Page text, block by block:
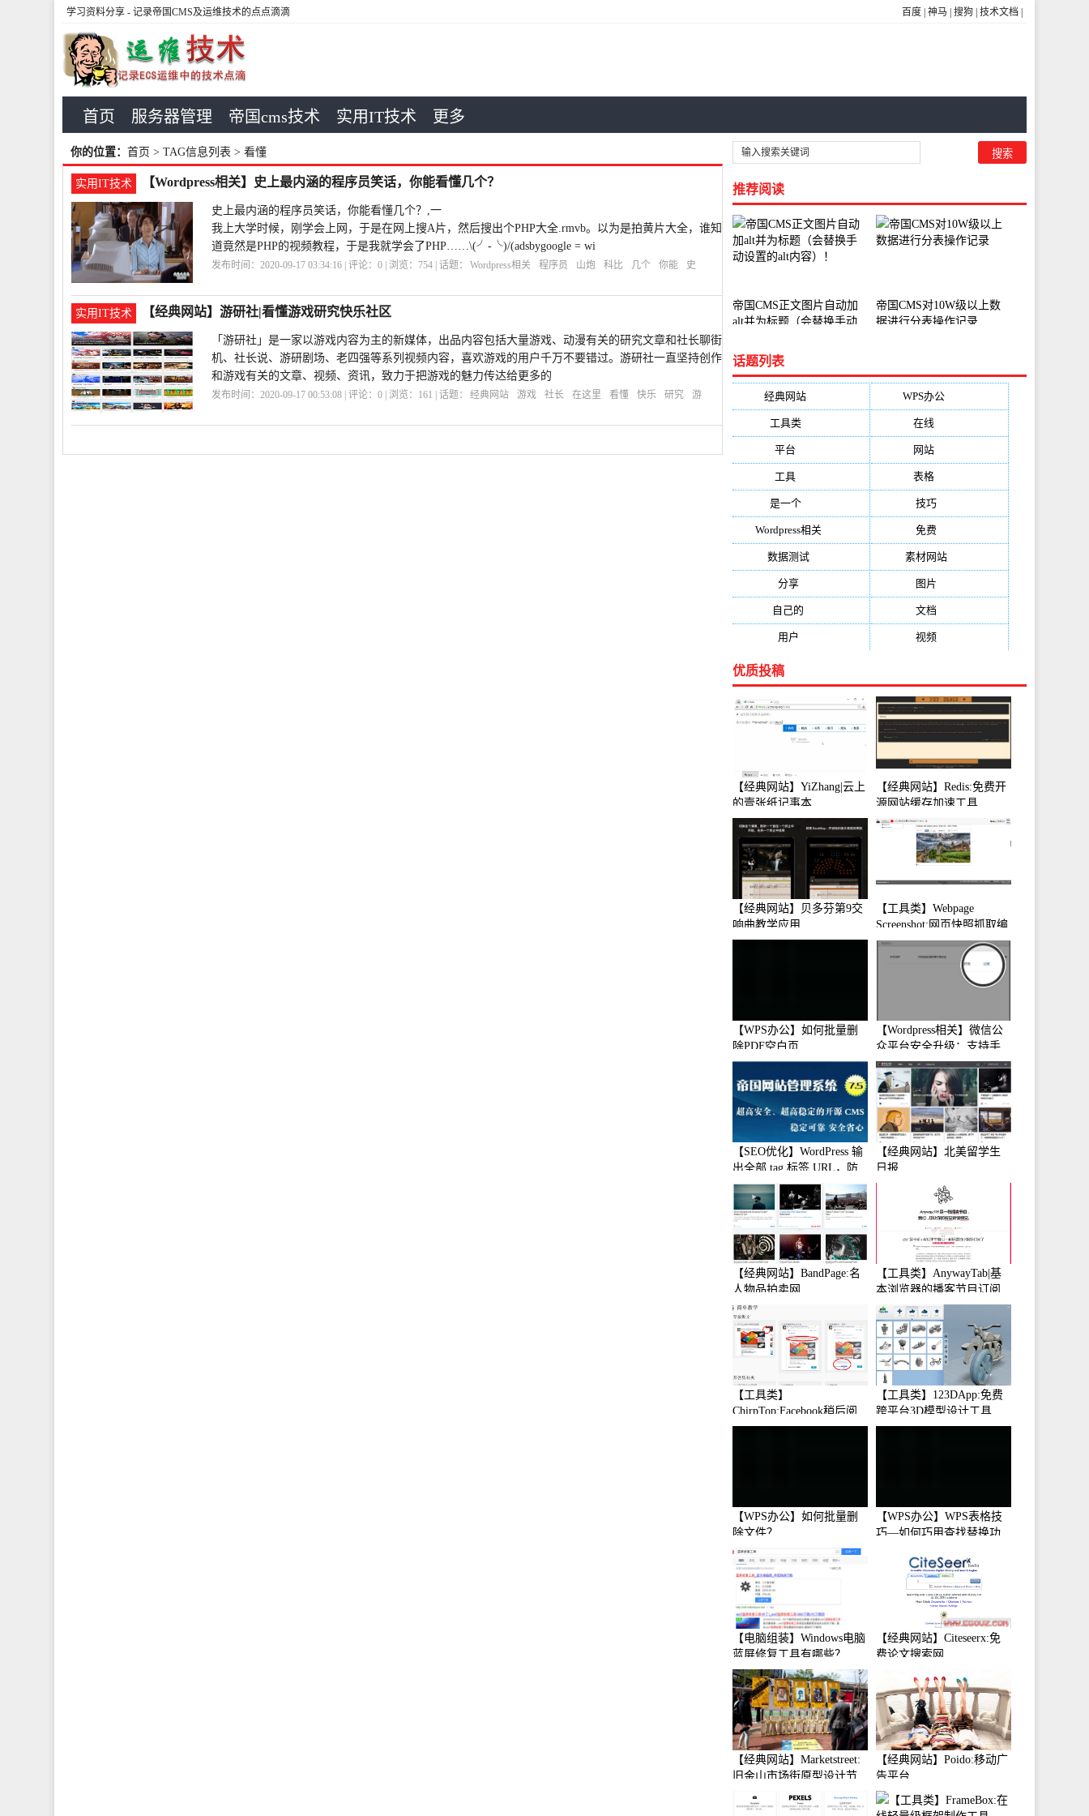
百度 神马 搜狗 技术文档
学习资料分享 - 记录帝国CMS及运维技术的点点滴滴
首页 服务器管理 帝国cms技术 实用IT技术 更多
你的位置： 首页 > TAG信息列表 > 看懂
实用IT技术 【Wordpress相关】史上最内涵的程序员笑话，你能看懂几个？
史上最内涵的程序员笑话，你能看懂几个？,一
我上大学时候，刚学会上网，于是在网上搜A片，然后搜出个PHP大全.rmvb。以为是拍黄片大全，谁知
道竟然是PHP的视频教程，于是我就学会了PHP……\(╯-╰)/(adsbygoogle = wi
发布时间：2020-09-17 03:34:16 | 评论：0 | 浏览： 754 | 话题： Wordpress相关 程序员 山炮 科比 几个 你能
史
实用IT技术 【经典网站】游研社|看懂游戏研究快乐社区
「游研社」是一家以游戏内容为主的新媒体，出品内容包括大量游戏、动漫有关的研究文章和社长聊街
机、社长说、游研剧场、老四强等系列视频内容，喜欢游戏的用户千万不要错过。游研社一直坚持创作
和游戏有关的文章、视频、资讯，致力于把游戏的魅力传达给更多的
发布时间：2020-09-17 00:53:08 | 评论：0 | 浏览： 161 | 话题： 经典网站 游戏 社长 在这里 看懂 快乐 研究
游
推荐阅读
帝国CMS正文图片自动加
alt并为标题（会替换手动
帝国CMS对10W级以上数
据进行分表操作记录
话题列表
经典网站 WPS办公(2513)
工具类(1994) 在线(1987)
平台 网站(1170)
工具 表格(1052)
是一个(1026) 技巧
Wordpress相关(851) 免费
数据测试(788) 素材网站
分享(676) 图片
自己的 文档
用户 视频
优质投稿
【经典网站】YiZhang|云上
的壹张纸记事本
【经典网站】Redis:免费开
源网站缓存加速工具
【经典网站】贝多芬第9交
响曲教学应用
【工具类】Webpage
Screenshot:网页快照抓取编
辑工具
【WPS办公】如何批量删
除PDF空白页
【Wordpress相关】微信公
众平台安全升级：支持手
机保护
【SEO优化】WordPress 输
出全部 tag 标签 URL，防
止中文转码
【经典网站】北美留学生
日报
【经典网站】BandPage:名
人物品拍卖网
【工具类】AnywayTab|基
本浏览器的播客节目订阅
【工具类】
ChirpTop:Facebook稍后阅
读工具
【工具类】123DApp:免费
跨平台3D模型设计工具
【WPS办公】如何批量删
除文件？
【WPS办公】WPS表格技
巧—如何巧用查找替换功
【电脑组装】Windows电脑
蓝屏修复工具有哪些？
【经典网站】Citeseerx:免
费论文搜索网
【经典网站】Marketstreet:
旧金山市场街原型设计节
【经典网站】Poido:移动广
告平台